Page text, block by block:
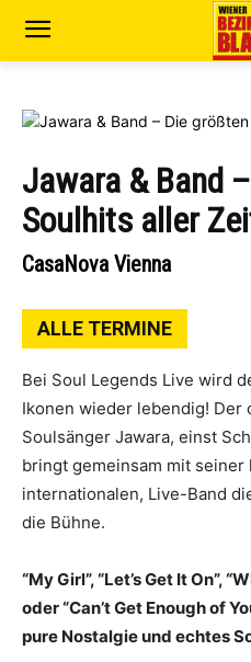
Jawara & Band
Soulhits aller
CasaNova Vienna
ALLE TERMINE
Bei Soul Legends Live wird
Ikonen wieder lebendig! Der
Soulsänger Jawara, einst
bringt gemeinsam mit seiner
internationalen, Live-Band
die Bühne.
“My Girl”, “Let’s Get It On”,
oder “Can’t Get Enough of
pure Nostalgie und echtes